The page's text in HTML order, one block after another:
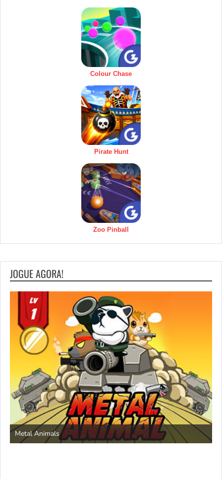
Colour Chase
Pirate Hunt
Zoo Pinball
JOGUE AGORA!
Metal Animals